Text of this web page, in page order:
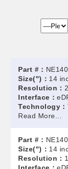
Part #：
Size(")： 14
Resolution：
Interface：
Technology：
Read More...
Part #：
Size(")： 14
Resolution：